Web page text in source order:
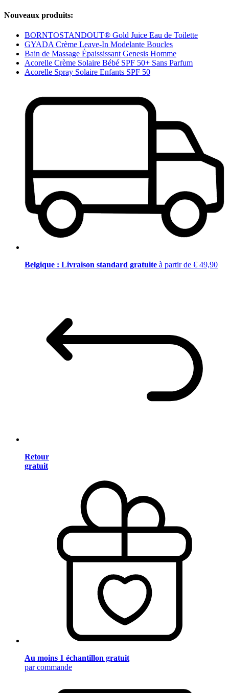
Nouveaux produits:
BORNTOSTANDOUT® Gold Juice Eau de Toilette
GYADA Crème Leave-In Modelante Boucles
Bain de Massage Épaississant Genesis Homme
Acorelle Crème Solaire Bébé SPF 50+ Sans Parfum
Acorelle Spray Solaire Enfants SPF 50
Belgique : Livraison standard gratuite à partir de € 49,90
Retour
gratuit
Au moins 1 échantillon gratuit
par commande